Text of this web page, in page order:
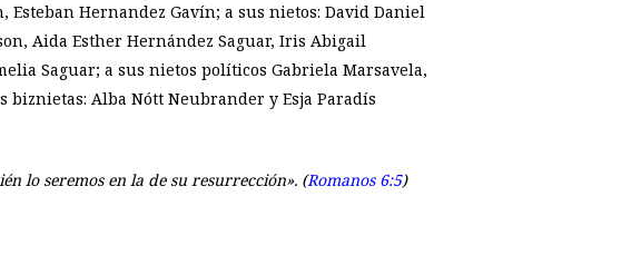
Hernandez Gavín; a sus nietos: David Daniel
Aida Esther Hernández Saguar, Iris Abigail
Saguar; a sus nietos políticos Gabriela Marsavela,
biznietas: Alba Nótt Neubrander y Esja Paradís
lo seremos en la de su resurrección». (Romanos 6:5)